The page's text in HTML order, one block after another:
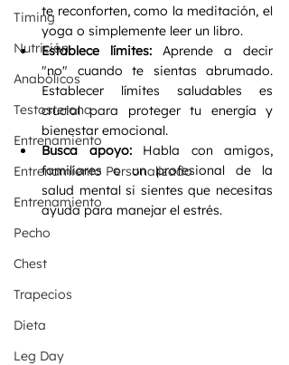
Timing
Nutrición
Anabólicos
Testosterona
Entrenamiento
Entrenamiento Personalizado
Entrenamiento
Pecho
Chest
Trapecios
Dieta
Leg Day
te reconforten, como la meditación, el
yoga o simplemente leer un libro.
Establece límites: Aprende a decir
"no" cuando te sientas abrumado.
Establecer límites saludables es
crucial para proteger tu energía y
bienestar emocional.
Busca apoyo: Habla con amigos,
familiares o un profesional de la
salud mental si sientes que necesitas
ayuda para manejar el estrés.